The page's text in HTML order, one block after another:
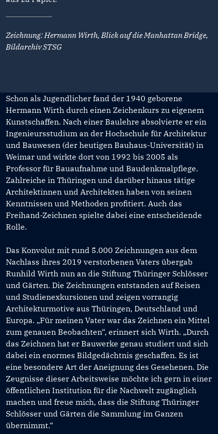
Zeichnung: Hermann Wirth, Blick auf die Manhattan Bridge,
Bildarchiv STSG
Schon als Jugendlicher fand der 1940 geborene
Hermann Wirth durch einen Zeichenkurs zu eigenem
Kunstschaffen. Nach einer Baulehre absolvierte er ein
Ingenieursstudium an der Hochschule für Architektur
und Bauwesen (der heutigen Bauhaus-Universität) in
Weimar und wirkte dort von 1992 bis 2005 als
Professor für Bauaufnahme und Baudenkmalpflege.
Zahlreiche in Thüringen und darüber hinaus tätige
Architektinnen und Architekten haben von seinen
Kenntnissen und Methoden profitiert. Auch das
Freihand-Zeichnen spielte dabei eine entscheidende
Rolle.
Das Konvolut mit rund 5.000 Zeichnungen aus dem
Nachlass ihres 2019 verstorbenen Vaters übergab
Runhild Wirth nun an die Stiftung Thüringer Schlösser
und Gärten. Die Zeichnungen entstanden auf Reisen
und Studienexkursionen und zeigen vorrangig
Architekturmotive aus Thüringen, Deutschland und
Europa. „Für meinen Vater war das Zeichnen ein Mittel
zum genauen Beobachten“, erinnert sich Wirth. „Durch
das Zeichnen hat er Bauwerke genau studiert und sich
dabei ein enormes Bildgedächtnis geschaffen. Es ist
eine besondere Art der Aneignung des Gesehenen. Die
Zeugnisse dieser Arbeitsweise möchte ich gern in einer
öffentlichen Institution für die Nachwelt zugänglich
machen und freue mich, dass die Stiftung Thüringer
Schlösser und Gärten die Sammlung im Ganzen
übernimmt.“